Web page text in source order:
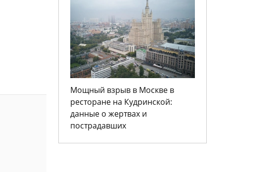
Мощный взрыв в Москве в
ресторане на Кудринской:
данные о жертвах и
пострадавших